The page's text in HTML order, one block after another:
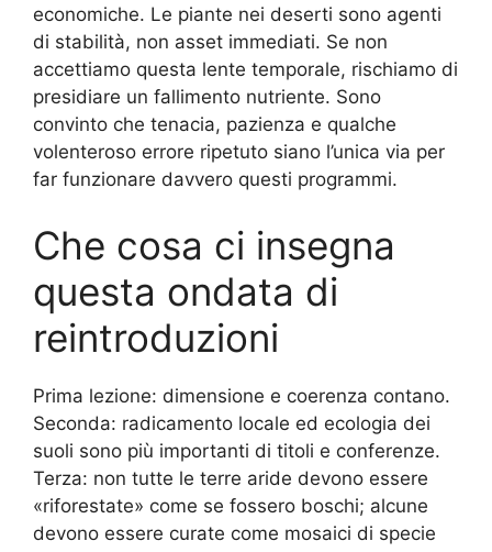
economiche. Le piante nei deserti sono agenti
di stabilità, non asset immediati. Se non
accettiamo questa lente temporale, rischiamo di
presidiare un fallimento nutriente. Sono
convinto che tenacia, pazienza e qualche
volenteroso errore ripetuto siano l’unica via per
far funzionare davvero questi programmi.
Che cosa ci insegna
questa ondata di
reintroduzioni
Prima lezione: dimensione e coerenza contano.
Seconda: radicamento locale ed ecologia dei
suoli sono più importanti di titoli e conferenze.
Terza: non tutte le terre aride devono essere
«riforestate» come se fossero boschi; alcune
devono essere curate come mosaici di specie